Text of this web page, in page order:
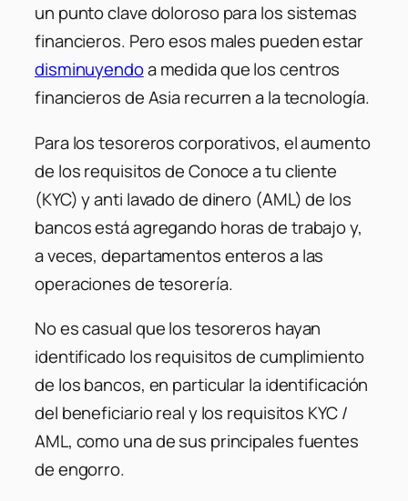
un punto clave doloroso para los sistemas
financieros. Pero esos males pueden estar
disminuyendoa medida que los centros
financieros de Asia recurren a la tecnología.
Para los tesoreros corporativos, el aumento
de los requisitos de Conoce a tu cliente
(KYC) y anti lavado de dinero (AML) de los
bancos está agregando horas de trabajo y,
a veces, departamentos enteros a las
operaciones de tesorería.
No es casual que los tesoreros hayan
identificado los requisitos de cumplimiento
de los bancos, en particular la identificación
del beneficiario real y los requisitos KYC /
AML, como una de sus principales fuentes
de engorro.